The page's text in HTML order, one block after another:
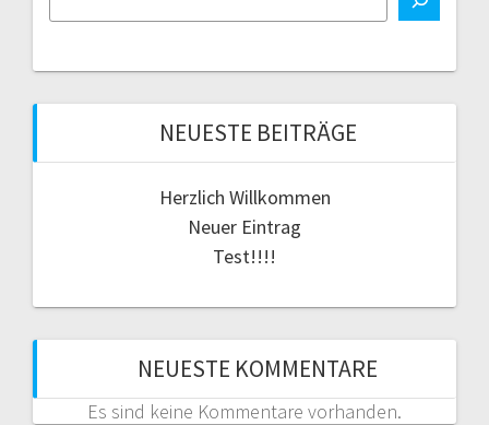
NEUESTE BEITRÄGE
Herzlich Willkommen
Neuer Eintrag
Test!!!!
NEUESTE KOMMENTARE
Es sind keine Kommentare vorhanden.